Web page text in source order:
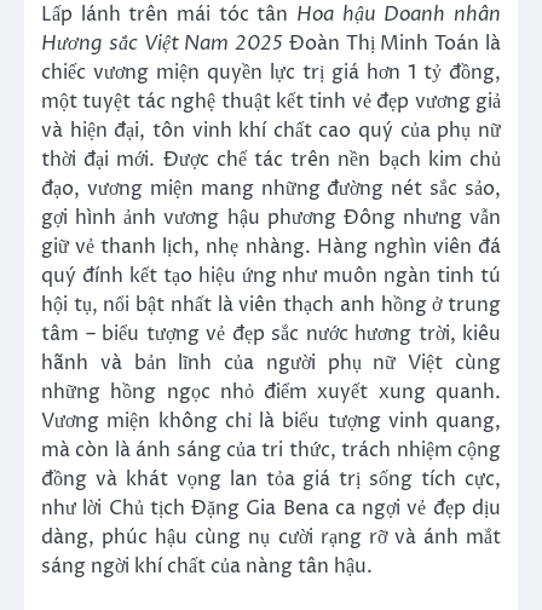
Lấp lánh trên mái tóc tân Hoa hậu Doanh nhân
Hương sắc Việt Nam 2025 Đoàn Thị Minh Toán là
chiếc vương miện quyền lực trị giá hơn 1 tỷ đồng,
một tuyệt tác nghệ thuật kết tinh vẻ đẹp vương giả
và hiện đại, tôn vinh khí chất cao quý của phụ nữ
thời đại mới. Được chế tác trên nền bạch kim chủ
đạo, vương miện mang những đường nét sắc sảo,
gợi hình ảnh vương hậu phương Đông nhưng vẫn
giữ vẻ thanh lịch, nhẹ nhàng. Hàng nghìn viên đá
quý đính kết tạo hiệu ứng như muôn ngàn tinh tú
hội tụ, nổi bật nhất là viên thạch anh hồng ở trung
tâm – biểu tượng vẻ đẹp sắc nước hương trời, kiêu
hãnh và bản lĩnh của người phụ nữ Việt cùng
những hồng ngọc nhỏ điểm xuyết xung quanh.
Vương miện không chỉ là biểu tượng vinh quang,
mà còn là ánh sáng của tri thức, trách nhiệm cộng
đồng và khát vọng lan tỏa giá trị sống tích cực,
như lời Chủ tịch Đặng Gia Bena ca ngợi vẻ đẹp dịu
dàng, phúc hậu cùng nụ cười rạng rỡ và ánh mắt
sáng ngời khí chất của nàng tân hậu.